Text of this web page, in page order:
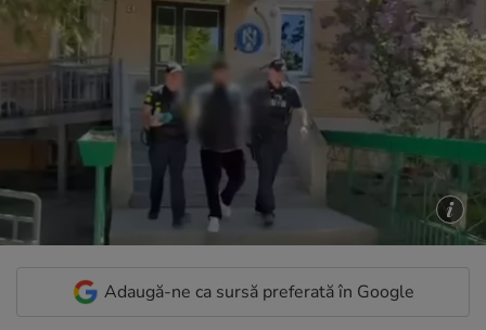
Adaugă-ne ca sursă preferată în Google